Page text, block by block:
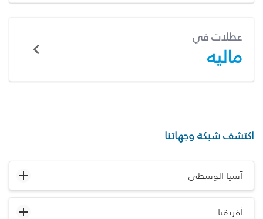
عطلات في
ماليه
اكتشف شبكة وجهاتنا
آسيا الوسطى
أفريقيا